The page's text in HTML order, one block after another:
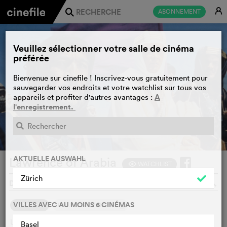
ABONNEMENT E
j
Lawrence of Arabia
DAVID LEAN, GB, 1962
SYNOPSIS D'AUTRES OPINIONS 1
Une épopée sur la mission de l'officier britannique T.E.
Veuillez sélectionner votre salle de cinéma
préférée
Bienvenue sur cinefile ! Inscrivez-vous gratuitement pour
sauvegarder vos endroits et votre watchlist sur tous vos
appareils et profiter d'autres avantages : A
l'enregistrement.
AKTUELLE AUSWAHL
Zürich
VILLES AVEC AU MOINS 6 CINÉMAS
Basel